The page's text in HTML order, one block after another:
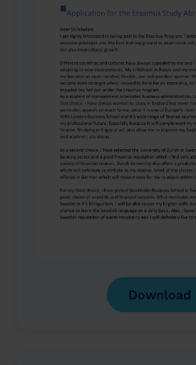
Download